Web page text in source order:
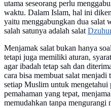
utama seseorang perlu
waktu. Dalam Islam, hal ini
yaitu menggabungkan dua salat
salah satunya adalah salat
Menjamak salat bukan hanya
tetapi juga memiliki aturan,
agar ibadah tetap sah dan
cara bisa membuat salat
setiap Muslim untuk mengetahui
pemahaman yang tepat,
memudahkan tanpa